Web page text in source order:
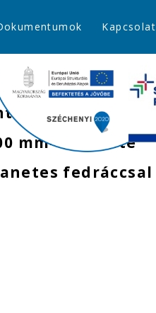
Kapcsolat
egyenes
mm-es fekete
fedráccsal